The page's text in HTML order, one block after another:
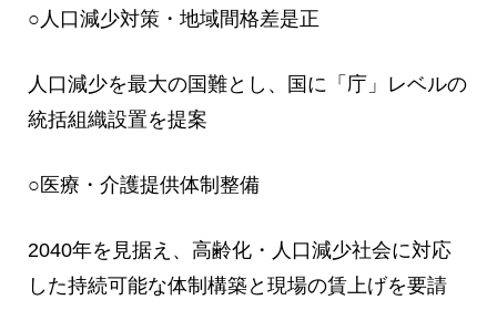
○人口減少対策・地域間格差是正
人口減少を最大の国難とし、国に「庁」レベルの
統括組織設置を提案
○医療・介護提供体制整備
2040年を見据え、高齢化・人口減少社会に対応
した持続可能な体制構築と現場の賃上げを要請